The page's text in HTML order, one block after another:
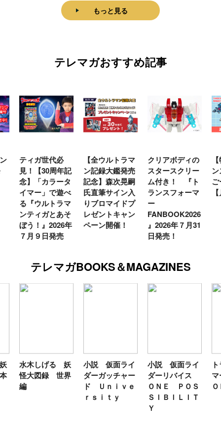
もっと見る
テレマガおすすめ記事
ティガ世代必
見！【30周年記
念】「カラータ
イマー」で遊べ
る『ウルトラマ
ンティガとあそ
ぼう！』2026年
７月９日発売
【全ウルトラマ
ン記録大鑑発売
記念】森次晃嗣
氏直筆サイン入
りブロマイドプ
レゼントキャン
ペーン開催！
クリアボディの
スタースクリー
ム付き！ 『ト
ランスフォーマ
ー
FANBOOK2026
』2026年７月31
日発売！
テレマガBOOKS＆MAGAZINES
水木しげる 妖
怪大図録 世界
編
小説 仮面ライ
ダーガッチャー
ド Ｕｎｉｖｅ
ｒｓｉｔｙ
小説 仮面ライ
ダーリバイス
ＯＮＥ ＰＯＳ
ＳＩＢＩＬＩＴ
Ｙ